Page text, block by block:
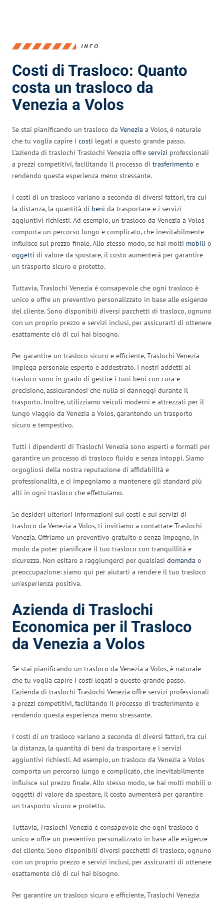
INFO
Costi di Trasloco: Quanto
costa un trasloco da
Venezia a Volos
Se stai pianificando un trasloco da Venezia a Volos, è naturale
che tu voglia capire i costi legati a questo grande passo.
L’azienda di traslochi Traslochi Venezia offre servizi professionali
a prezzi competitivi, facilitando il processo di trasferimento e
rendendo questa esperienza meno stressante.
I costi di un trasloco variano a seconda di diversi fattori, tra cui
la distanza, la quantità di beni da trasportare e i servizi
aggiuntivi richiesti. Ad esempio, un trasloco da Venezia a Volos
comporta un percorso lungo e complicato, che inevitabilmente
influisce sul prezzo finale. Allo stesso modo, se hai molti mobili o
oggetti di valore da spostare, il costo aumenterà per garantire
un trasporto sicuro e protetto.
Tuttavia, Traslochi Venezia è consapevole che ogni trasloco è
unico e offre un preventivo personalizzato in base alle esigenze
del cliente. Sono disponibili diversi pacchetti di trasloco, ognuno
con un proprio prezzo e servizi inclusi, per assicurarti di ottenere
esattamente ciò di cui hai bisogno.
Per garantire un trasloco sicuro e efficiente, Traslochi Venezia
impiega personale esperto e addestrato. I nostri addetti al
trasloco sono in grado di gestire i tuoi beni con cura e
precisione, assicurandosi che nulla si danneggi durante il
trasporto. Inoltre, utilizziamo veicoli moderni e attrezzati per il
lungo viaggio da Venezia a Volos, garantendo un trasporto
sicuro e tempestivo.
Tutti i dipendenti di Traslochi Venezia sono esperti e formati per
garantire un processo di trasloco fluido e senza intoppi. Siamo
orgogliosi della nostra reputazione di affidabilità e
professionalità, e ci impegniamo a mantenere gli standard più
alti in ogni trasloco che effettuiamo.
Se desideri ulteriori informazioni sui costi e sui servizi di
trasloco da Venezia a Volos, ti invitiamo a contattare Traslochi
Venezia. Offriamo un preventivo gratuito e senza impegno, in
modo da poter pianificare il tuo trasloco con tranquillità e
sicurezza. Non esitare a raggiungerci per qualsiasi domanda o
preoccupazione: siamo qui per aiutarti a rendere il tuo trasloco
un’esperienza positiva.
Azienda di Traslochi
Economica per il Trasloco
da Venezia a Volos
Se stai pianificando un trasloco da Venezia a Volos, è naturale
che tu voglia capire i costi legati a questo grande passo.
L’azienda di traslochi Traslochi Venezia offre servizi professionali
a prezzi competitivi, facilitando il processo di trasferimento e
rendendo questa esperienza meno stressante.
I costi di un trasloco variano a seconda di diversi fattori, tra cui
la distanza, la quantità di beni da trasportare e i servizi
aggiuntivi richiesti. Ad esempio, un trasloco da Venezia a Volos
comporta un percorso lungo e complicato, che inevitabilmente
influisce sul prezzo finale. Allo stesso modo, se hai molti mobili o
oggetti di valore da spostare, il costo aumenterà per garantire
un trasporto sicuro e protetto.
Tuttavia, Traslochi Venezia è consapevole che ogni trasloco è
unico e offre un preventivo personalizzato in base alle esigenze
del cliente. Sono disponibili diversi pacchetti di trasloco, ognuno
con un proprio prezzo e servizi inclusi, per assicurarti di ottenere
esattamente ciò di cui hai bisogno.
Per garantire un trasloco sicuro e efficiente, Traslochi Venezia